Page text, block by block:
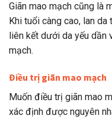
Giãn mao mạch cũng là
Khi tuổi càng cao, lan
liên kết dưới da yếu dần
mạch.
Điều trị giãn mao mạch
Muốn điều trị giãn mao
xác định được nguyên